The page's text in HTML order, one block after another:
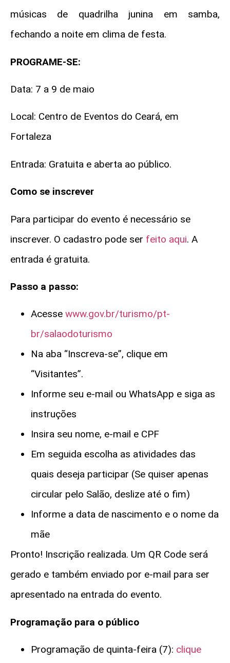
músicas de quadrilha junina em samba,
fechando a noite em clima de festa.
PROGRAME-SE:
Data: 7 a 9 de maio
Local: Centro de Eventos do Ceará, em
Fortaleza
Entrada: Gratuita e aberta ao público.
Como se inscrever
Para participar do evento é necessário se
inscrever. O cadastro pode ser feito aqui. A
entrada é gratuita.
Passo a passo:
Acesse www.gov.br/turismo/pt-
br/salaodoturismo
Na aba “Inscreva-se”, clique em
“Visitantes”.
Informe seu e-mail ou WhatsApp e siga as
instruções
Insira seu nome, e-mail e CPF
Em seguida escolha as atividades das
quais deseja participar (Se quiser apenas
circular pelo Salão, deslize até o fim)
Informe a data de nascimento e o nome da
mãe
Pronto! Inscrição realizada. Um QR Code será
gerado e também enviado por e-mail para ser
apresentado na entrada do evento.
Programação para o público
Programação de quinta-feira (7): clique